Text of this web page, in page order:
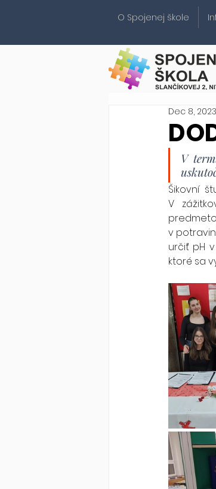
O Spojenej škole
Dec 8, 2023
V
Šikovní
V
v
určiť pH
ktoré sa